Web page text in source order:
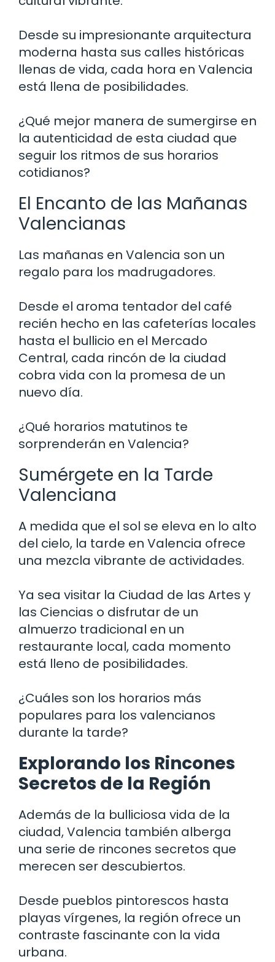
Desde su impresionante arquitectura
moderna hasta sus calles históricas
llenas de vida, cada hora en Valencia
está llena de posibilidades.
¿Qué mejor manera de sumergirse en
la autenticidad de esta ciudad que
seguir los ritmos de sus horarios
cotidianos?
El Encanto de las Mañanas
Valencianas
Las mañanas en Valencia son un
regalo para los madrugadores.
Desde el aroma tentador del café
recién hecho en las cafeterías locales
hasta el bullicio en el Mercado
Central, cada rincón de la ciudad
cobra vida con la promesa de un
nuevo día.
¿Qué horarios matutinos te
sorprenderán en Valencia?
Sumérgete en la Tarde
Valenciana
A medida que el sol se eleva en lo alto
del cielo, la tarde en Valencia ofrece
una mezcla vibrante de actividades.
Ya sea visitar la Ciudad de las Artes y
las Ciencias o disfrutar de un
almuerzo tradicional en un
restaurante local, cada momento
está lleno de posibilidades.
¿Cuáles son los horarios más
populares para los valencianos
durante la tarde?
Explorando los Rincones
Secretos de la Región
Además de la bulliciosa vida de la
ciudad, Valencia también alberga
una serie de rincones secretos que
merecen ser descubiertos.
Desde pueblos pintorescos hasta
playas vírgenes, la región ofrece un
contraste fascinante con la vida
urbana.